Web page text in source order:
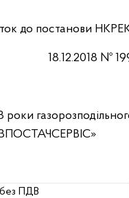
до постанови
18.12.2018 №
без ПДВ